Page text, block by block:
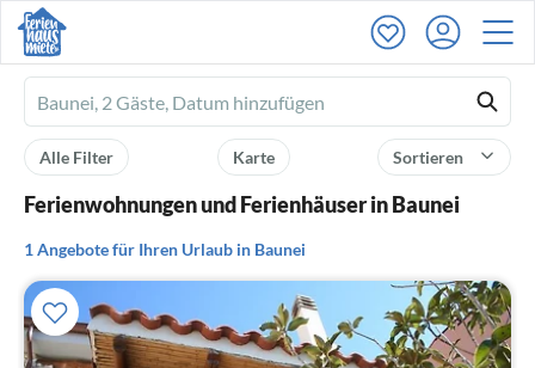
Ferienhausmiete
logo
Sortieren
Karte
Alle Filter
Ferienwohnungen und Ferienhäuser in Baunei
1 Angebote für Ihren Urlaub in Baunei